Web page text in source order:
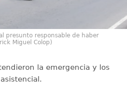
presunto responsable de haber
Miguel Colop)
la emergencia y los